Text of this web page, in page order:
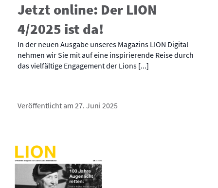
Jetzt online: Der LION
4/2025 ist da!
In der neuen Ausgabe unseres Magazins LION Digital
nehmen wir Sie mit auf eine inspirierende Reise durch
das vielfältige Engagement der Lions [...]
Veröffentlicht am 27. Juni 2025